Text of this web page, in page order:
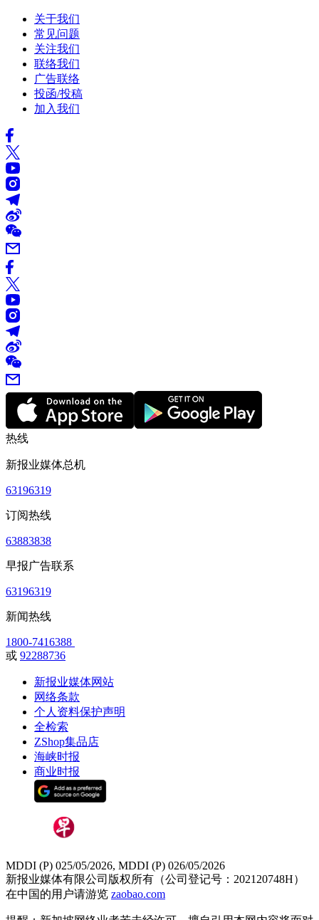
关于我们
常见问题
关注我们
联络我们
广告联络
投函/投稿
加入我们
热线
新报业媒体总机
63196319
订阅热线
63883838
早报广告联系
63196319
新闻热线
1800-7416388
或 92288736
新报业媒体网站
网络条款
个人资料保护声明
全检索
ZShop集品店
海峡时报
商业时报
MDDI (P) 025/05/2026, MDDI (P) 026/05/2026
新报业媒体有限公司版权所有（公司登记号：202120748H）
在中国的用户请游览 zaobao.com